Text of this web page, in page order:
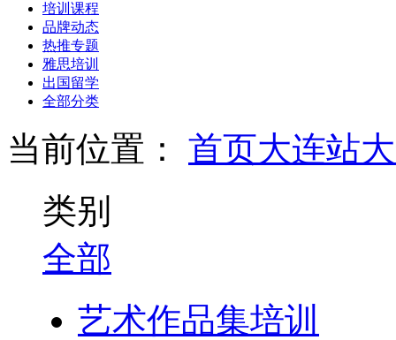
培训课程
品牌动态
热推专题
雅思培训
出国留学
全部分类
当前位置： 首页大连站
类别
全部
艺术作品集培训